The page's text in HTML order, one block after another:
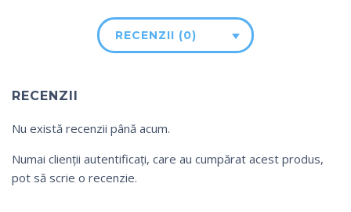
RECENZII (0)
RECENZII
Nu există recenzii până acum.
Numai clienții autentificați, care au cumpărat acest produs,
pot să scrie o recenzie.